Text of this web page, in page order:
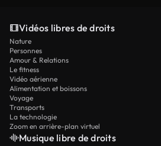
de la capacité maximale.
technique.
exacte des lèvres pour un
au-delà des capacités actuelles.
Vidéos libres de droits
Nature
Personnes
Amour & Relations
Le fitness
Vidéo aérienne
Alimentation et boissons
Voyage
Transports
La technologie
Zoom en arrière-plan virtuel
Musique libre de droits